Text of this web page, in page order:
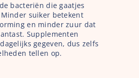
bacteriën die gaatjes
suiker betekent
en minder zuur dat
Supplementen
gegeven, dus zelfs
tellen op.